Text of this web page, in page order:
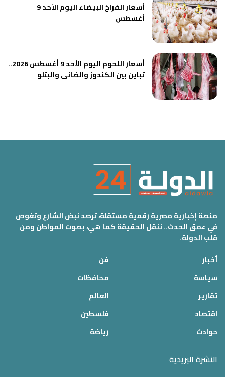
أسعار الفراخ البيضاء اليوم الأحد 9
أغسطس
أسعار اللحوم اليوم الأحد 9 أغسطس 2026..
تباين بين الكندوز والضاني والبتلو
منصة إخبارية مصرية رقمية مستقلة، ترصد نبض الشارع وتغوص
في عمق الحدث.. ننقل الحقيقة كما هي، بصوت المواطن ومن
قلب الدولة.
أخبار
سياسة
تقارير
اقتصاد
حوادث
فن
محافظات
العالم
فلسطين
رياضة
النشرة البريدية